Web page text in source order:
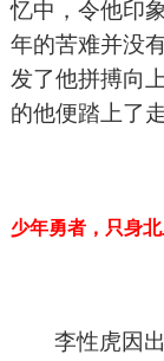
忆中，令他印
年的苦难并没
发了他拼搏向
的他便踏上了
少年勇者，只身
李性虎因